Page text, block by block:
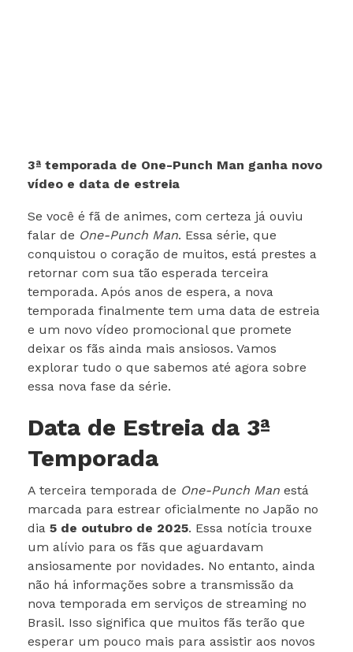
3ª temporada de One-Punch Man ganha novo
vídeo e data de estreia
Se você é fã de animes, com certeza já ouviu
falar de One-Punch Man. Essa série, que
conquistou o coração de muitos, está prestes a
retornar com sua tão esperada terceira
temporada. Após anos de espera, a nova
temporada finalmente tem uma data de estreia
e um novo vídeo promocional que promete
deixar os fãs ainda mais ansiosos. Vamos
explorar tudo o que sabemos até agora sobre
essa nova fase da série.
Data de Estreia da 3ª
Temporada
A terceira temporada de One-Punch Man está
marcada para estrear oficialmente no Japão no
dia 5 de outubro de 2025. Essa notícia trouxe
um alívio para os fãs que aguardavam
ansiosamente por novidades. No entanto, ainda
não há informações sobre a transmissão da
nova temporada em serviços de streaming no
Brasil. Isso significa que muitos fãs terão que
esperar um pouco mais para assistir aos novos